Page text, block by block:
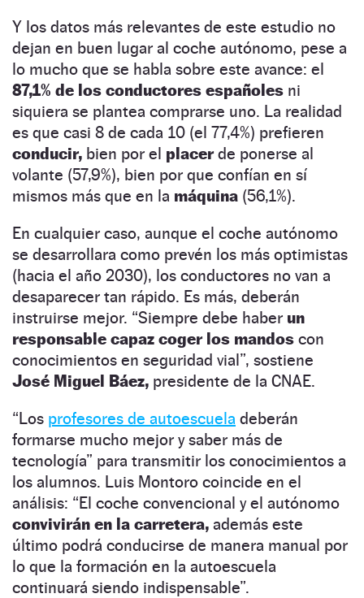
Y los datos más relevantes de este estudio no
dejan en buen lugar al coche autónomo, pese a
lo mucho que se habla sobre este avance: el
87,1% de los conductores españoles ni
siquiera se plantea comprarse uno. La realidad
es que casi 8 de cada 10 (el 77,4%) prefieren
conducir, bien por el placerde ponerse al
volante (57,9%), bien por que confían en sí
mismos más que en la máquina (56,1%).
En cualquier caso, aunque el coche autónomo
se desarrollara como prevén los más optimistas
(hacia el año 2030), los conductores no van a
desaparecer tan rápido. Es más, deberán
instruirse mejor. “Siempre debe haber un
responsable capaz coger los mandos con
conocimientos en seguridad vial”, sostiene
José Miguel Báez, presidente de la CNAE.
“Los profesores de autoescuela deberán
formarse mucho mejor y saber más de
tecnología” para transmitir los conocimientos a
los alumnos. Luis Montoro coincide en el
análisis: “El coche convencional y el autónomo
convivirán en la carretera, además este
último podrá conducirse de manera manual por
lo que la formación en la autoescuela
continuará siendo indispensable”.